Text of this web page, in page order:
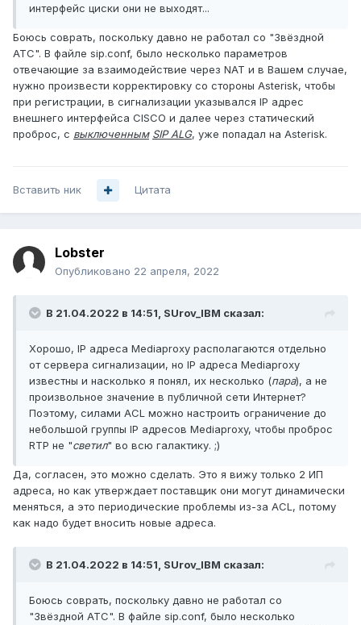
интерфейс циски они не выходят...
Боюсь соврать, поскольку давно не работал со "Звёздной
АТС". В файле sip.conf, было несколько параметров
отвечающие за взаимодействие через NAT и в Вашем случае,
нужно произвести корректировку со стороны Asterisk, чтобы
при регистрации, в сигнализации указывался IP адрес
внешнего интерфейса CISCO и далее через статический
проброс, с выключенным SIP ALG, уже попадал на Asterisk.
Вставить ник Цитата
Lobster
Опубликовано 22 апреля, 2022
В 21.04.2022 в 14:51, SUrov_IBM сказал:
Хорошо, IP адреса Mediaproxy располагаются отдельно
от сервера сигнализации, но IP адреса Mediaproxy
известны и насколько я понял, их несколько (пара), а не
произвольное значение в публичной сети Интернет?
Поэтому, силами ACL можно настроить ограничение до
небольшой группы IP адресов Mediaproxy, чтобы проброс
RTP не "светил" во всю галактику. ;)
Да, согласен, это можно сделать. Это я вижу только 2 ИП
адреса, но как утверждает поставщик они могут динамически
меняться, а это периодические проблемы из-за ACL, потому
как надо будет вносить новые адреса.
В 21.04.2022 в 14:51, SUrov_IBM сказал:
Боюсь соврать, поскольку давно не работал со
"Звёздной АТС". В файле sip.conf, было несколько